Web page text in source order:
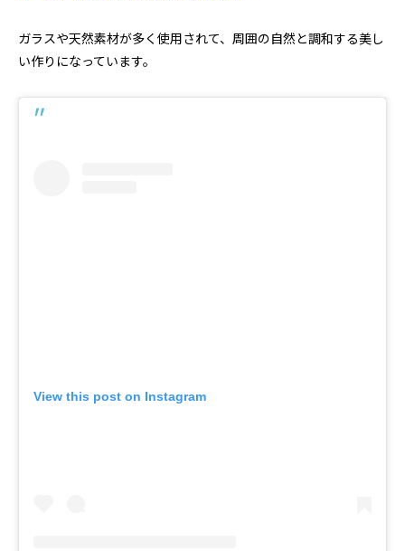
ガラスや天然素材が多く使用されて、周囲の自然と調和する美し
い作りになっています。
View this post on Instagram